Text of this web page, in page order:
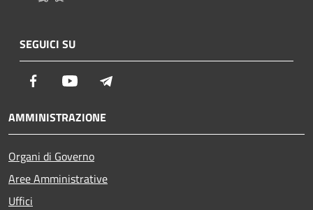
SEGUICI SU
Facebook Youtube
AMMINISTRAZIONE
Organi di Governo
Aree Amministrative
Uffici